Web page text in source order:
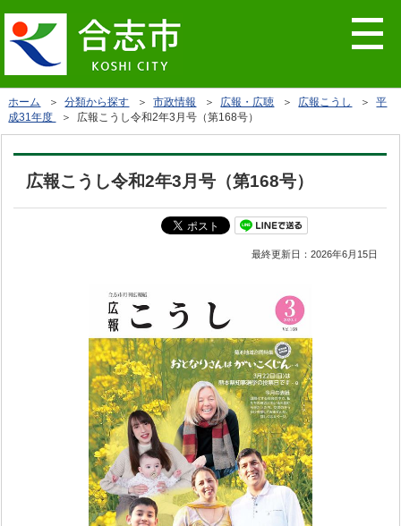
ホーム ＞分類から探す ＞市政情報 ＞ 広報・広聴 ＞ 広報こうし ＞平
成31年度
＞ 広報こうし令和2年3月号（第168号）
広報こうし令和2年3月号（第168号）
最終更新日：2026年6月15日